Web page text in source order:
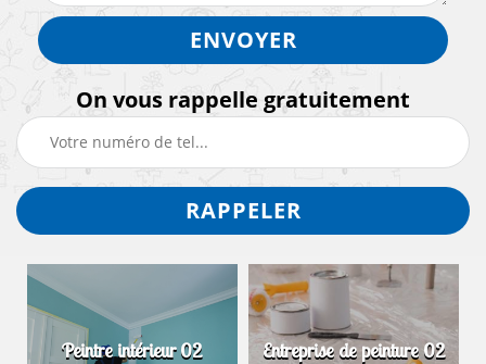
On vous rappelle gratuitement
Peintre intérieur 02 Entreprise de peinture 02